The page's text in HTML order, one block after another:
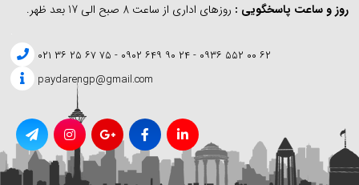
روز و ساعت پاسخگویی : روزهای اداری از ساعت 8 صبح الی 17 بعد ظهر.
۶۲ ۰۰ ۵۵۲ ۰۹۳۶ - ۲۴ ۹۰ ۶۴۹ ۰۹۰۲ - ۷۵ ۶۷ ۲۵ ۳۶ ۰۲۱
paydarengp@gmail.com